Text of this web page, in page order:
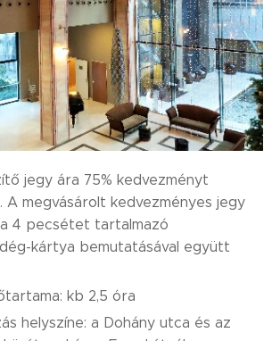
jegy ára 75% kedvezményt
A megvásárolt kedvezményes jegy
4 pecsétet tartalmazó
kártya bemutatásával együtt
kb 2,5 óra
helyszíne: a Dohány utca és az